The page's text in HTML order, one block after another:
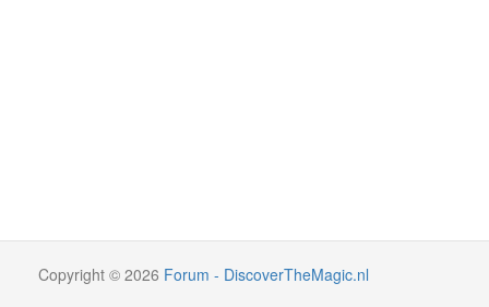
Copyright © 2026 Forum - DiscoverTheMagic.nl